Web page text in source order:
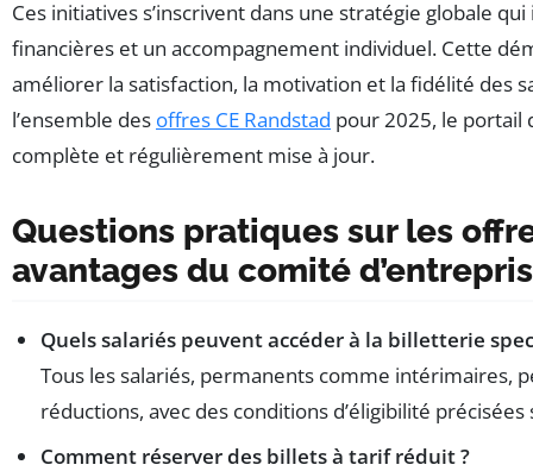
Ces initiatives s’inscrivent dans une stratégie globale
financières et un accompagnement individuel. Cette
améliorer la satisfaction, la motivation et la fidélité des
l’ensemble des offres CE Randstad pour 2025, le portail
complète et régulièrement mise à jour.
Questions pratiques sur les
avantages du comité
Quels salariés peuvent accéder à la billetterie
Tous les salariés, permanents comme intérimaires,
réductions, avec des conditions d’éligibilité
Comment réserver des billets à tarif réduit ?